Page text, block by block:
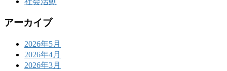
アーカイブ
2026年5月
2026年4月
2026年3月